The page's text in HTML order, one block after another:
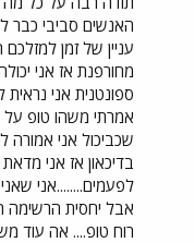
האנשים סביבי כבר
עניין של זמן
מחורפנת אז אני
ספונטנית אני נראית
אמרתי משהו טופ על
שכביכול אני אמורה
בדיכאון אז אני
לפעמים........אני
אבל יחסית הרשימה
רוח טופ.... אה עוד